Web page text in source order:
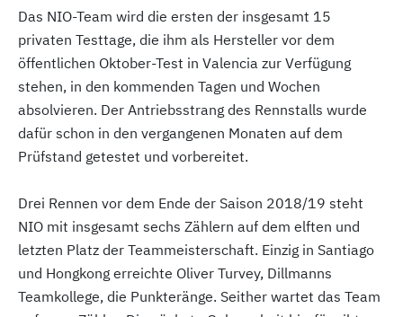
Das NIO-Team wird die ersten der insgesamt 15
privaten Testtage, die ihm als Hersteller vor dem
öffentlichen Oktober-Test in Valencia zur Verfügung
stehen, in den kommenden Tagen und Wochen
absolvieren. Der Antriebsstrang des Rennstalls wurde
dafür schon in den vergangenen Monaten auf dem
Prüfstand getestet und vorbereitet.
Drei Rennen vor dem Ende der Saison 2018/19 steht
NIO mit insgesamt sechs Zählern auf dem elften und
letzten Platz der Teammeisterschaft. Einzig in Santiago
und Hongkong erreichte Oliver Turvey, Dillmanns
Teamkollege, die Punkteränge. Seither wartet das Team